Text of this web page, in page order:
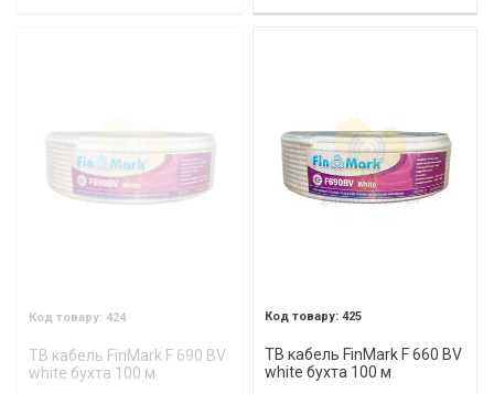
424
ТВ кабель FinMark F 690 BV
white бухта 100 м
425
ТВ кабель FinMark F 660 BV
white бухта 100 м